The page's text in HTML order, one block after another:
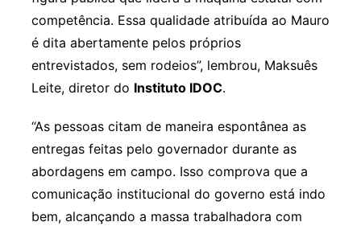
competência. Essa qualidade atribuída ao Mauro
é dita abertamente pelos próprios
entrevistados, sem rodeios”, lembrou, Maksuês
Leite, diretor do Instituto IDOC.
“As pessoas citam de maneira espontânea as
entregas feitas pelo governador durante as
abordagens em campo. Isso comprova que a
comunicação institucional do governo está indo
bem, alcançando a massa trabalhadora com